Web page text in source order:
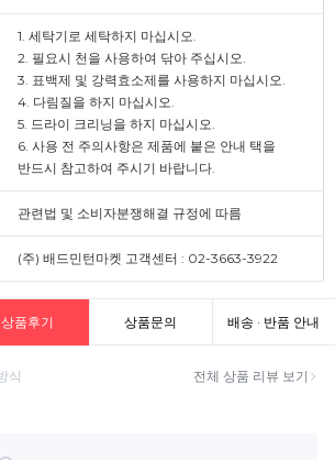
1. 세탁기로 세탁하지 마십시오.
2. 필요시 천을 사용하여 닦아 주십시오.
3. 표백제 및 강력효소제를 사용하지 마십시오.
4. 다림질을 하지 마십시오.
5. 드라이 크리닝을 하지 마십시오.
6. 사용 전 주의사항은 제품에 붙은 안내 택을
반드시 참고하여 주시기 바랍니다.
관련법 및 소비자분쟁해결 규정에 따름
(주) 배드민턴마켓 고객센터 : 02-3663-3922
상품후기 상품문의 배송 · 반품 안내